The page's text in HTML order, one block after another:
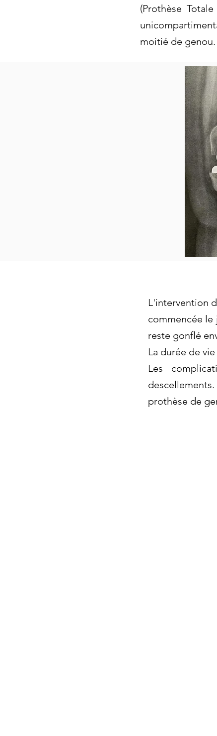
(Prothèse
moitié de
L'intervention
commencée
reste gonflé
La durée de
Les
prothèse de